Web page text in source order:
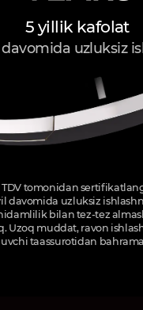
5 yillik kafolat
davomida uzluksiz
TDV tomonidan
davomida uzluksiz
bilan tez-tez
Uzoq muddat, ravon
taassurotidan